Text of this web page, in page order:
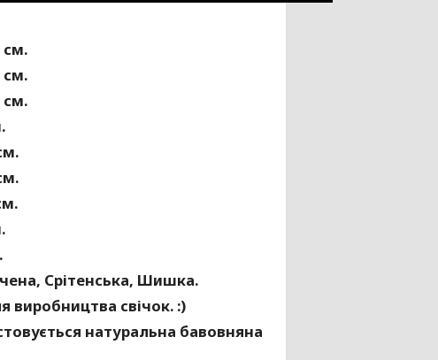
см.
см.
см.
Срітенська, Шишка.
виробництва свічок. :)
натуральна бавовняна